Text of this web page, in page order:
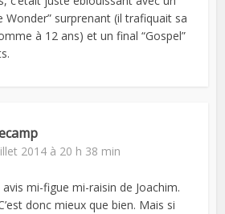
Wonder” surprenant (il trafiquait sa
à 12 ans) et un final “Gospel”
2014 à 20 h 38 min
mi-figue mi-raisin de Joachim.
donc mieux que bien. Mais si